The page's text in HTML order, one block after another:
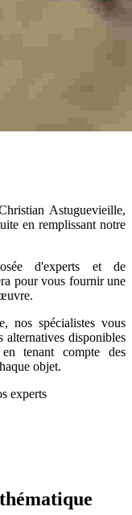
Astuguevieille,
en remplissant notre
d'experts et de
pour vous fournir une
nos spécialistes vous
alternatives disponibles
tenant compte des
objet.
experts